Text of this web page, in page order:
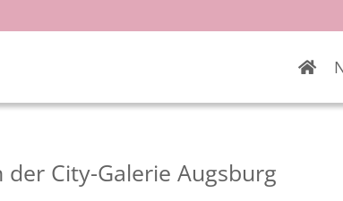
City-Galerie Augsburg